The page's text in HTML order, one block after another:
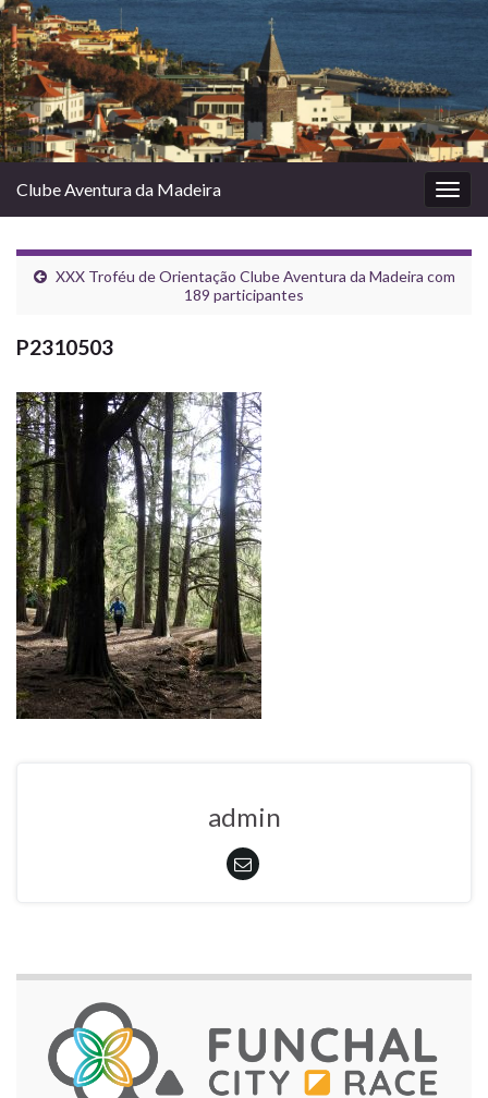
Clube Aventura da Madeira
XXX Troféu de Orientação Clube Aventura da Madeira com
189 participantes
P2310503
admin